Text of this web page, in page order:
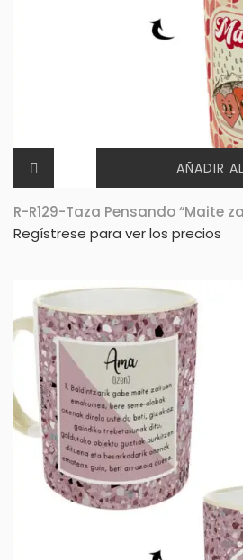
AÑADIR
R-R129-Taza Pensando “Maite
Regístrese para ver los precios